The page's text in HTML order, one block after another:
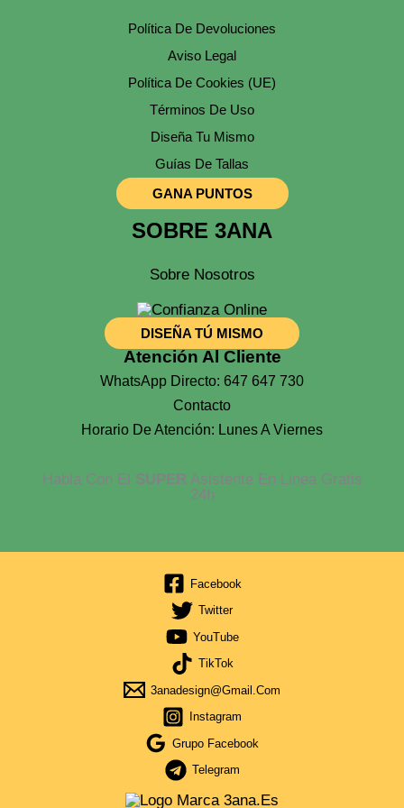
De
Producto
Política De Devoluciones
Aviso Legal
Política De Cookies (UE)
Términos De Uso
Diseña Tu Mismo
Guías De Tallas
GANA PUNTOS
SOBRE 3ANA
Sobre Nosotros
DISEÑA TÚ MISMO
Atención Al Cliente
WhatsApp Directo: 647 647 730
Contacto
Horario De Atención: Lunes A Viernes
Habla Con El SUPERAsistente En Linea Gratis
24h
Facebook
Twitter
YouTube
TikTok
3anadesign@gmail.com
Instagram
Grupo Facebook
Telegram